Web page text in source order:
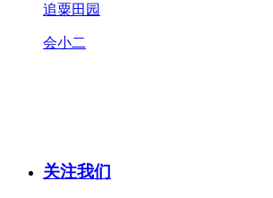
追粟田园
会小二
关注我们